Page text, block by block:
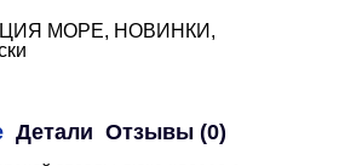
МОРЕ, НОВИНКИ ,
Детали Отзывы (0)